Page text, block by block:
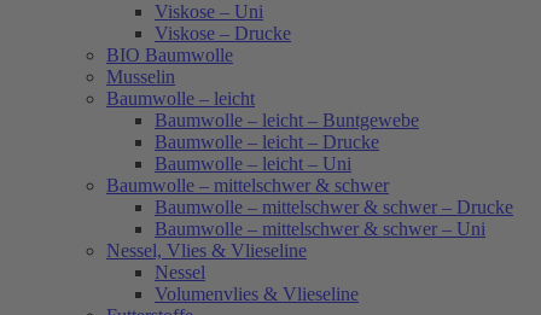
Viskose – Uni
Viskose – Drucke
BIO Baumwolle
Musselin
Baumwolle – leicht
Baumwolle – leicht – Buntgewebe
Baumwolle – leicht – Drucke
Baumwolle – leicht – Uni
Baumwolle – mittelschwer & schwer
Baumwolle – mittelschwer & schwer – Drucke
Baumwolle – mittelschwer & schwer – Uni
Nessel, Vlies & Vlieseline
Nessel
Volumenvlies & Vlieseline